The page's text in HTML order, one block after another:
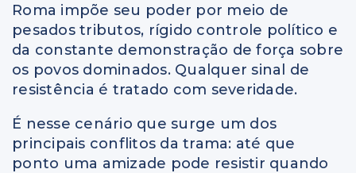
Roma impõe seu poder por meio de
pesados tributos, rígido controle político e
da constante demonstração de força sobre
os povos dominados. Qualquer sinal de
resistência é tratado com severidade.
É nesse cenário que surge um dos
principais conflitos da trama: até que
ponto uma amizade pode resistir quando